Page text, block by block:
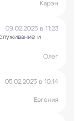
Карэн
09.02.2025 в 11:23
и
Олег
05.02.2025 в 10:14
Евгения